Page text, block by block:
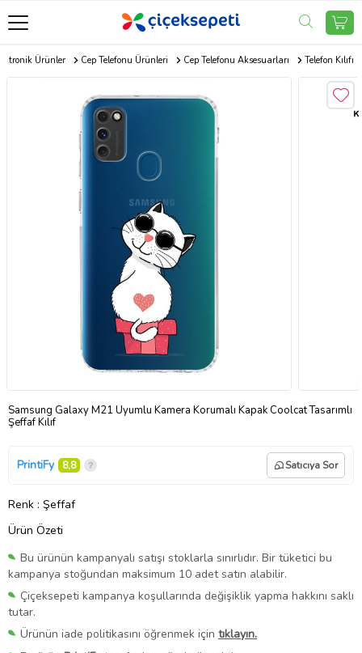
Ürünler Cep Telefonu Ürünleri Cep Telefonu Aksesuarları Telefon Kılıfı
Samsung Galaxy M21 Uyumlu Kamera Korumalı Kapak Coolcat Tasarımlı
Şeffaf Kılıf
PrintiFy 8,8 Satıcıya Sor
Renk : Şeffaf
Ürün Özeti
Bu ürünün kampanyalı satışı stoklarla sınırlıdır. Bir tüketici bu
kampanya stoğundan maksimum 10 adet satın alabilir.
Çiçeksepeti kampanya koşullarında değişiklik yapma hakkını saklı
tutar.
Ürünün iade politikasını öğrenmek için tıklayın.